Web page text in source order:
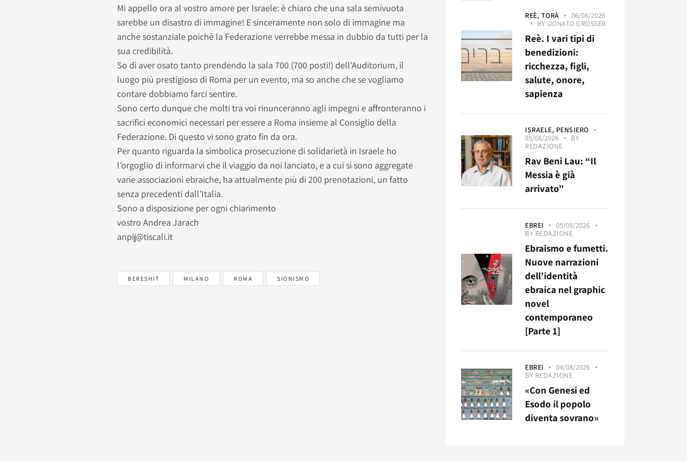
Mi appello ora al vostro amore per Israele: è chiaro che una sala semivuota
sarebbe un disastro di immagine! E sinceramente non solo di immagine ma
anche sostanziale poichè la Federazione verrebbe messa in dubbio da tutti per la
sua credibilità.
So di aver osato tanto prendendo la sala 700 (700 posti!) dell’Auditorium, il
luogo più prestigioso di Roma per un evento, ma so anche che se vogliamo
contare dobbiamo farci sentire.
Sono certo dunque che molti tra voi rinunceranno agli impegni e affronteranno i
sacrifici economici necessari per essere a Roma insieme al Consiglio della
Federazione. Di questo vi sono grato fin da ora.
Per quanto riguarda la simbolica prosecuzione di solidarietà in Israele ho
l’orgoglio di informarvi che il viaggio da noi lanciato, e a cui si sono aggregate
varie associazioni ebraiche, ha attualmente più di 200 prenotazioni, un fatto
senza precedenti dall’Italia.
Sono a disposizione per ogni chiarimento
vostro Andrea Jarach
anpij@tiscali.it
BERESHIT MILANO ROMA SIONISMO
REÈ, TORÀ
06/08/2026
BY DONATO GROSSER
Reè. I vari tipi di
benedizioni:
ricchezza, figli,
salute, onore,
sapienza
ISRAELE, PENSIERO
05/08/2026
BY
REDAZIONE
Rav Beni Lau: “Il
Messia è già
arrivato”
EBREI
05/08/2026
BY REDAZIONE
Ebraismo e fumetti.
Nuove narrazioni
dell’identità
ebraica nel graphic
novel
contemporaneo
[Parte 1]
EBREI
04/08/2026
BY REDAZIONE
«Con Genesi ed
Esodo il popolo
diventa sovrano»